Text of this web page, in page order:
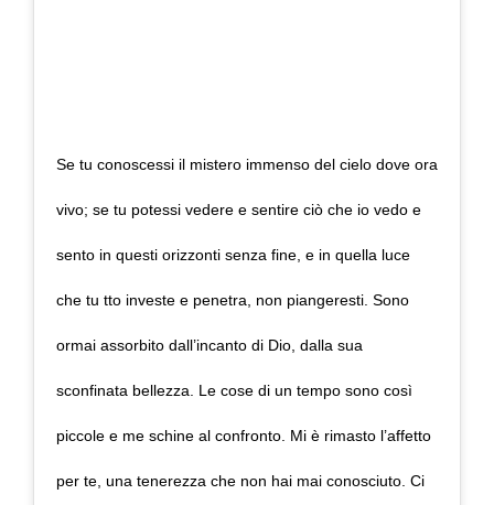
Se tu conoscessi il mistero immenso del cielo dove ora
vivo; se tu potessi vedere e sentire ciò che io vedo e
sento in questi orizzonti senza fine, e in quella luce
che tu tto investe e penetra, non piangeresti. Sono
ormai assorbito dall’incanto di Dio, dalla sua
sconfinata bellezza. Le cose di un tempo sono così
piccole e me schine al confronto. Mi è rimasto l’affetto
per te, una tenerezza che non hai mai conosciuto. Ci